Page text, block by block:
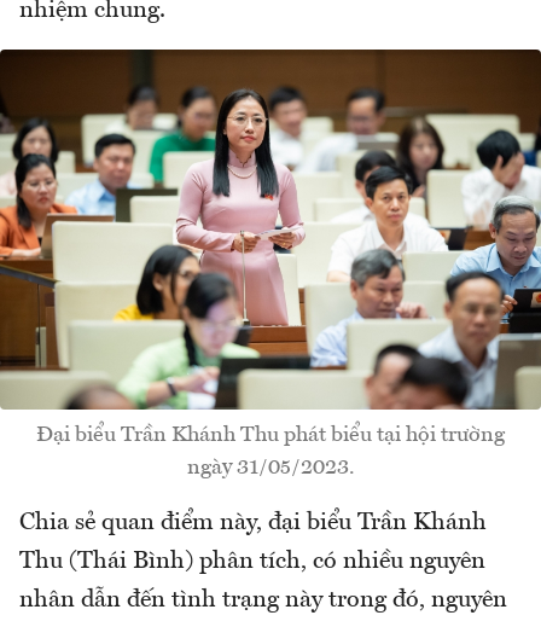
nhiệm chung.
Đại biểu Trần Khánh Thu phát biểu tại hội trường
ngày 31/05/2023.
Chia sẻ quan điểm này, đại biểu Trần Khánh
Thu (Thái Bình) phân tích, có nhiều nguyên
nhân dẫn đến tình trạng này trong đó, nguyên